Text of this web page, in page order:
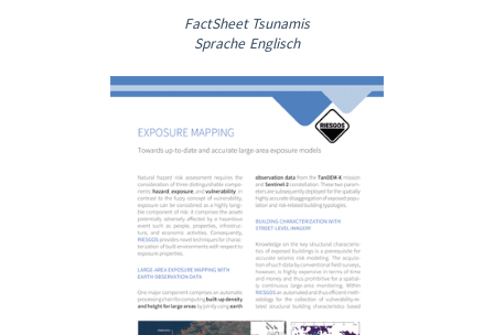
FactSheet Tsunamis
Sprache Englisch